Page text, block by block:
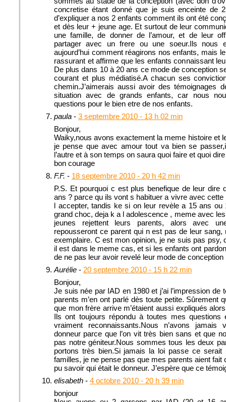
concretise étant donné que je suis enceinte de
d’expliquer a nos 2 enfants comment ils ont été
et dès leur + jeune age. Et surtout de leur
une famille, de donner de l’amour, et de leur
partager avec un frere ou une soeur.Ils nous
aujourd’hui comment réagirons nos enfants, mais
rassurant et affirme que les enfants connaissant
De plus dans 10 à 20 ans ce mode de conception
courant et plus médiatisé.A chacun ses
chemin.J’aimerais aussi avoir des témoignages
situation avec de grands enfants, car nous
questions pour le bien etre de nos enfants.
paula - 3 septembre 2010 - 13 h 02 min
Bonjour,
Waiky,nous avons exactement la meme histoire et
je pense que avec amour tout va bien se
l’autre et à son temps on saura quoi faire et quoi
bon courage
F.F. - 18 septembre 2010 - 20 h 42 min
P.S. Et pourquoi c est plus benefique de leur dire
ans ? parce qu ils vont s habituer a vivre avec cette
l accepter, tandis ke si on leur revèle a 15 ans
grand choc, deja k a l adolescence , meme avec
jeunes rejettent leurs parents, alors avec
repousseront ce parent qui n est pas de leur
exemplaire. C est mon opinion, je ne suis pas psy,
il est dans le meme cas, et si les enfants ont
de ne pas leur avoir revelé leur mode de
Aurélie - 20 septembre 2010 - 15 h 22 min
Bonjour,
Je suis née par IAD en 1980 et j’ai l’impression de
parents m’en ont parlé dès toute petite. Sûrement
que mon frère arrive m’étaient aussi expliqués
Ils ont toujours répondu à toutes mes
vraiment reconnaissants.Nous n’avons
donneur parce que l’on vit très bien sans et que
pas notre géniteur.Nous sommes tous les deux
portons très bien.Si jamais la loi passe ce serait
familles, je ne pense pas que mes parents aient fait
pu savoir qui était le donneur. J’espère que ce
elisabeth - 4 octobre 2010 - 20 h 39 min
bonjour